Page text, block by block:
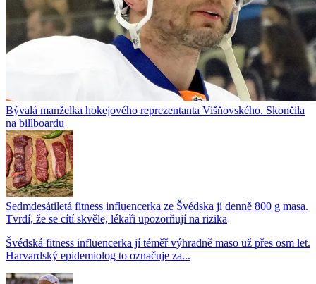
Bývalá manželka hokejového reprezentanta Višňovského. Skončila
na billboardu
Sedmdesátiletá fitness influencerka ze Švédska jí denně 800 g masa.
Tvrdí, že se cítí skvěle, lékaři upozorňují na rizika
Švédská fitness influencerka jí téměř výhradně maso už přes osm let.
Harvardský epidemiolog to označuje za...